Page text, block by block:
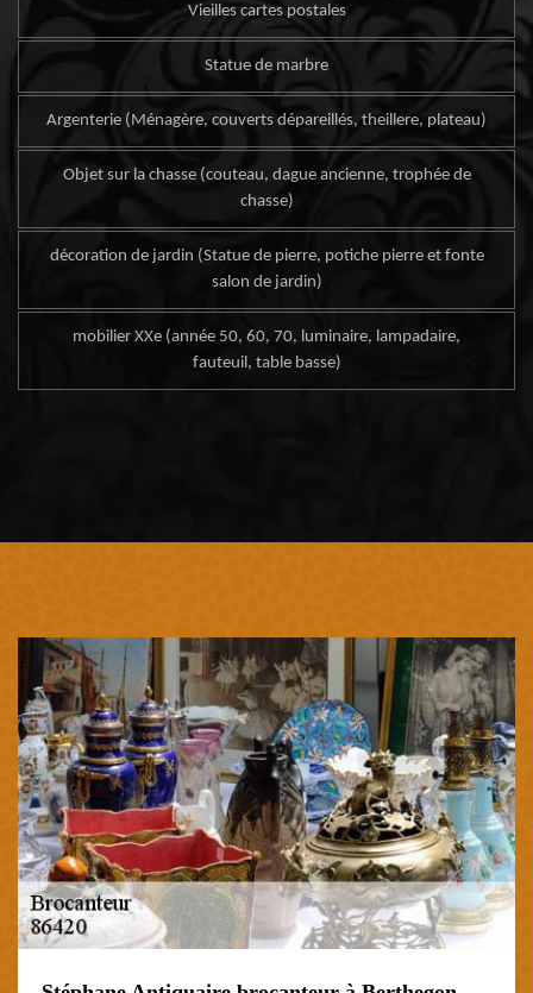
Vieilles cartes postales
Statue de marbre
Argenterie (Ménagère, couverts dépareillés, theillere, plateau)
Objet sur la chasse (couteau, dague ancienne, trophée de
chasse)
décoration de jardin (Statue de pierre, potiche pierre et fonte
salon de jardin)
mobilier XXe (année 50, 60, 70, luminaire, lampadaire,
fauteuil, table basse)